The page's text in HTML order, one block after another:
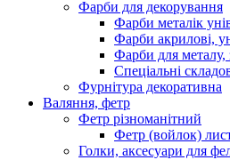
Фарби для декорування
Фарби металік
Фарби акрилові,
Фарби для металу,
Спеціальні
Фурнітура декоративна
Валяння, фетр
Фетр різноманітний
Фетр (войлок)
Голки, аксесуари для